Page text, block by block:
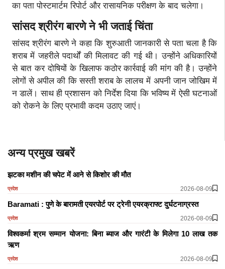
का पता पोस्टमार्टम रिपोर्ट और रासायनिक परीक्षण के बाद चलेगा।
सांसद श्रीरंग बारणे ने भी जताई चिंता
सांसद श्रीरंग बारणे ने कहा कि शुरुआती जानकारी से पता चला है कि
शराब में जहरीले पदार्थों की मिलावट की गई थी। उन्होंने अधिकारियों
से बात कर दोषियों के खिलाफ कठोर कार्रवाई की मांग की है। उन्होंने
लोगों से अपील की कि सस्ती शराब के लालच में अपनी जान जोखिम में
न डालें। साथ ही प्रशासन को निर्देश दिया कि भविष्य में ऐसी घटनाओं
को रोकने के लिए प्रभावी कदम उठाए जाएं।
अन्य प्रमुख खबरें
झटका मशीन की चपेट में आने से किशोर की मौत
प्रदेश 2026-08-09
Baramati : पुणे के बारामती एयरपोर्ट पर ट्रेनी एयरक्राफ्ट दुर्घटनाग्रस्त
प्रदेश 2026-08-09
विश्वकर्मा श्रम सम्मान योजना: बिना ब्याज और गारंटी के मिलेगा 10 लाख तक
ऋण
प्रदेश 2026-08-09